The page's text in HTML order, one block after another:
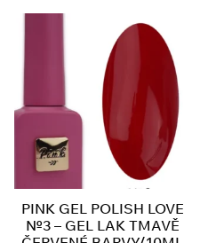
PINK GEL POLISH LOVE
№3 – GEL LAK TMAVĚ